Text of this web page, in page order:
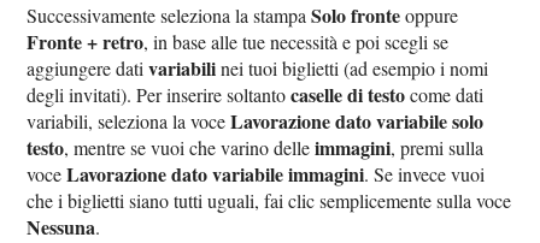
Successivamente seleziona la stampaSolo fronteoppure
Fronte + retro, in base alle tue necessità e poi scegli se
aggiungere dativariabilinei tuoi biglietti (ad esempio i nomi
degli invitati). Per inserire soltantocaselle di testocome dati
variabili, seleziona la voceLavorazione dato variabile solo
testo, mentre se vuoi che varino delleimmagini, premi sulla
voceLavorazione dato variabile immagini. Se invece vuoi
che i biglietti siano tutti uguali, fai clic semplicemente sulla voce
Nessuna.